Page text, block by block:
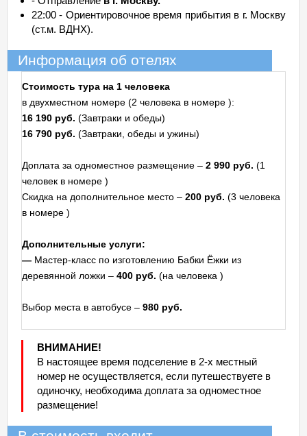
22:00 - Ориентировочное время прибытия в г. Москву
(ст.м. ВДНХ).
Информация об отелях
Стоимость тура на 1 человека
в двухместном номере (2 человека в номере ):
16 190 руб. (Завтраки и обеды)
16 790 руб. (Завтраки, обеды и ужины)
Доплата за одноместное размещение – 2 990 руб. (1
человек в номере )
Скидка на дополнительное место – 200 руб. (3 человека
в номере )
Дополнительные услуги:
— Мастер-класс по изготовлению Бабки Ёжки из
деревянной ложки – 400 руб. (на человека )
Выбор места в автобусе – 980 руб.
ВНИМАНИЕ!
В настоящее время подселение в 2-х местный
номер не осуществляется, если путешествуете в
одиночку, необходима доплата за одноместное
размещение!